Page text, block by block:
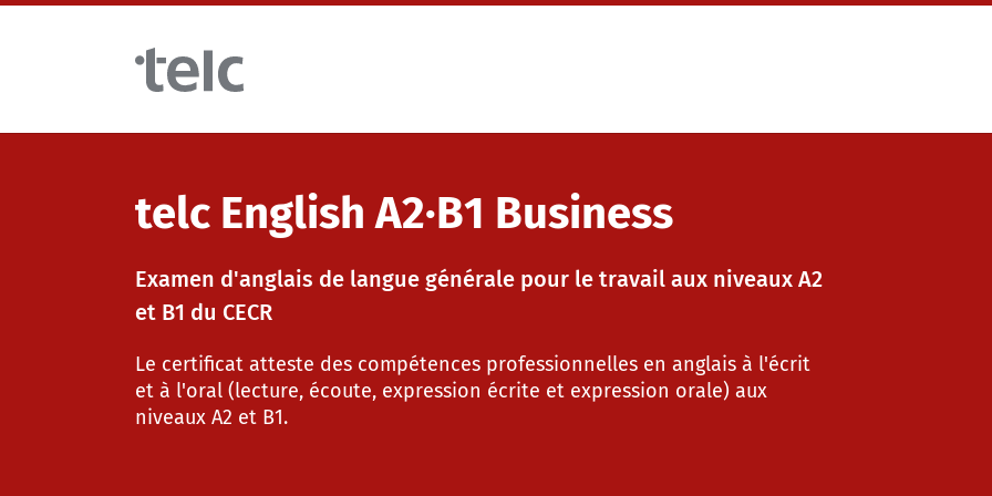
Skip to main content
Examens numériques telc avec DIGItelc 2.0
Examens de certification
telc English A2∙B1 Business
Examen d'anglais de langue générale pour le travail aux niveaux A2
et B1 du CECR
Le certificat atteste des compétences professionnelles en anglais à l'écrit
et à l'oral (lecture, écoute, expression écrite et expression orale) aux
niveaux A2 et B1.